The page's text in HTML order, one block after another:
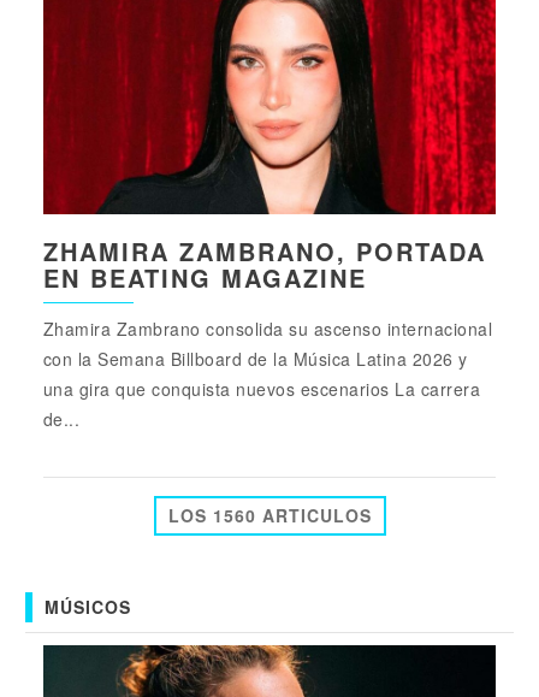
ZHAMIRA ZAMBRANO, PORTADA
EN BEATING MAGAZINE
Zhamira Zambrano consolida su ascenso internacional
con la Semana Billboard de la Música Latina 2026 y
una gira que conquista nuevos escenarios La carrera
de...
LOS 1560 ARTICULOS
MÚSICOS